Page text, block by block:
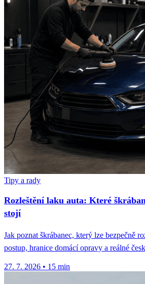
Tipy a rady
Rozleštění laku auta: Které
stojí
Jak poznat škrábanec, který lze bezpečně
postup, hranice domácí opravy a reálné
27. 7. 2026 • 15 min